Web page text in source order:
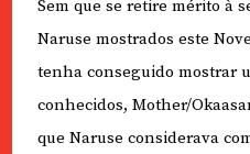
Sem que se retire mérito à
Naruse mostrados este
tenha conseguido mostrar
conhecidos, Mother/
que Naruse considerava